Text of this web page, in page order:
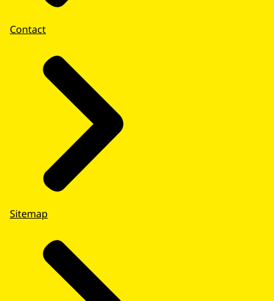
Contact
Sitemap